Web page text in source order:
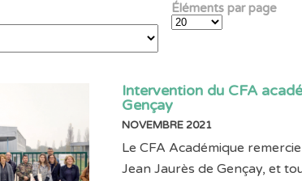
Éléments par page
Intervention du CFA
Gençay
NOVEMBRE 2021
Le CFA Académique
Jean Jaurès de Gençay, et